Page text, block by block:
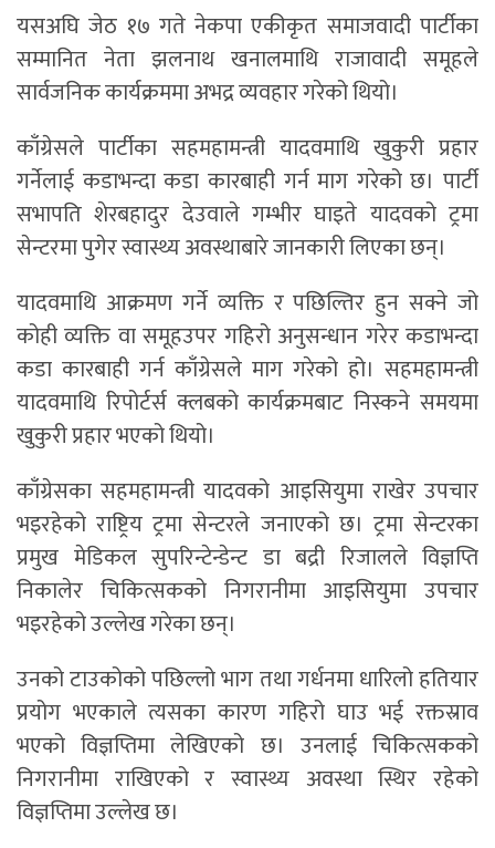
यसअघि जेठ १७ गते नेकपा एकीकृत समाजवादी पार्टीका
सम्मानित नेता झलनाथ खनालमाथि राजावादी समूहले
सार्वजनिक कार्यक्रममा अभद्र व्यवहार गरेको थियो।
काँग्रेसले पार्टीका सहमहामन्त्री यादवमाथि खुकुरी प्रहार
गर्नेलाई कडाभन्दा कडा कारबाही गर्न माग गरेको छ। पार्टी
सभापति शेरबहादुर देउवाले गम्भीर घाइते यादवको ट्रमा
सेन्टरमा पुगेर स्वास्थ्य अवस्थाबारे जानकारी लिएका छन्।
यादवमाथि आक्रमण गर्ने व्यक्ति र पछिल्तिर हुन सक्ने जो
कोही व्यक्ति वा समूहउपर गहिरो अनुसन्धान गरेर कडाभन्दा
कडा कारबाही गर्न काँग्रेसले माग गरेको हो। सहमहामन्त्री
यादवमाथि रिपोर्टर्स क्लबको कार्यक्रमबाट निस्कने समयमा
खुकुरी प्रहार भएको थियो।
काँग्रेसका सहमहामन्त्री यादवको आइसियुमा राखेर उपचार
भइरहेको राष्ट्रिय ट्रमा सेन्टरले जनाएको छ। ट्रमा सेन्टरका
प्रमुख मेडिकल सुपरिन्टेन्डेन्ट डा बद्री रिजालले विज्ञप्ति
निकालेर चिकित्सकको निगरानीमा आइसियुमा उपचार
भइरहेको उल्लेख गरेका छन्।
उनको टाउकोको पछिल्लो भाग तथा गर्धनमा धारिलो हतियार
प्रयोग भएकाले त्यसका कारण गहिरो घाउ भई रक्तस्राव
भएको विज्ञप्तिमा लेखिएको छ। उनलाई चिकित्सकको
निगरानीमा राखिएको र स्वास्थ्य अवस्था स्थिर रहेको
विज्ञप्तिमा उल्लेख छ।